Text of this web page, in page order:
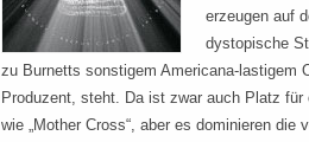
erzeugen auf
dystopische
zu Burnetts sonstigem Americana-lastigem
Produzent, steht. Da ist zwar auch Platz
wie „Mother Cross“, aber es dominieren die